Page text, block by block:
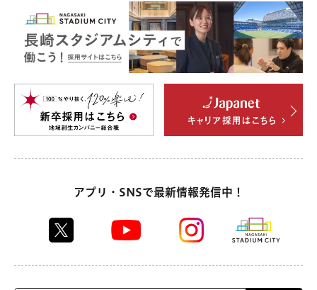
アプリ・SNSで最新情報発信中！